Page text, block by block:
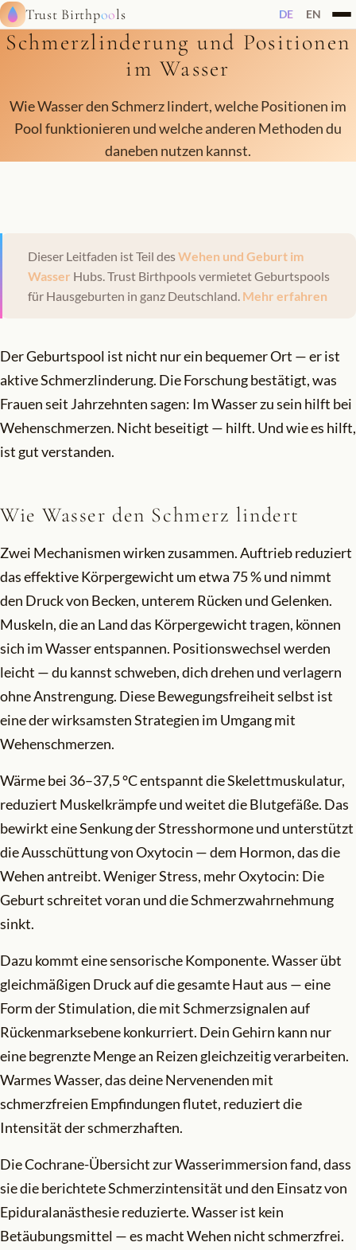
Trust Birthpools DE EN
Schmerzlinderung und Positionen
im Wasser
Wie Wasser den Schmerz lindert, welche Positionen im
Pool funktionieren und welche anderen Methoden du
daneben nutzen kannst.
Dieser Leitfaden ist Teil desWehen und Geburt im
Wasser Hubs. Trust Birthpools vermietet Geburtspools
für Hausgeburten in ganz Deutschland. Mehr erfahren
Der Geburtspool ist nicht nur ein bequemer Ort — er ist
aktive Schmerzlinderung. Die Forschung bestätigt, was
Frauen seit Jahrzehnten sagen: Im Wasser zu sein hilft bei
Wehenschmerzen. Nicht beseitigt — hilft. Und wie es hilft,
ist gut verstanden.
Wie Wasser den Schmerz lindert
Zwei Mechanismen wirken zusammen. Auftrieb reduziert
das effektive Körpergewicht um etwa 75 % und nimmt
den Druck von Becken, unterem Rücken und Gelenken.
Muskeln, die an Land das Körpergewicht tragen, können
sich im Wasser entspannen. Positionswechsel werden
leicht — du kannst schweben, dich drehen und verlagern
ohne Anstrengung. Diese Bewegungsfreiheit selbst ist
eine der wirksamsten Strategien im Umgang mit
Wehenschmerzen.
Wärme bei 36–37,5 °C entspannt die Skelettmuskulatur,
reduziert Muskelkrämpfe und weitet die Blutgefäße. Das
bewirkt eine Senkung der Stresshormone und unterstützt
die Ausschüttung von Oxytocin — dem Hormon, das die
Wehen antreibt. Weniger Stress, mehr Oxytocin: Die
Geburt schreitet voran und die Schmerzwahrnehmung
sinkt.
Dazu kommt eine sensorische Komponente. Wasser übt
gleichmäßigen Druck auf die gesamte Haut aus — eine
Form der Stimulation, die mit Schmerzsignalen auf
Rückenmarksebene konkurriert. Dein Gehirn kann nur
eine begrenzte Menge an Reizen gleichzeitig verarbeiten.
Warmes Wasser, das deine Nervenenden mit
schmerzfreien Empfindungen flutet, reduziert die
Intensität der schmerzhaften.
Die Cochrane-Übersicht zur Wasserimmersion fand, dass
sie die berichtete Schmerzintensität und den Einsatz von
Epiduralanästhesie reduzierte. Wasser ist kein
Betäubungsmittel — es macht Wehen nicht schmerzfrei.